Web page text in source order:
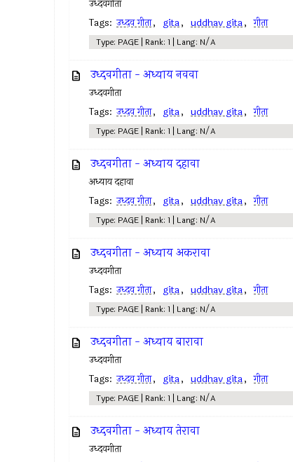
उध्दवगीता
Tags: उध्दव गीता, gita, uddhav gita, गीता
Type: PAGE | Rank: 1 | Lang: N/A
उध्दवगीता - अध्याय नववा
उध्दवगीता
Tags: उध्दव गीता, gita, uddhav gita, गीता
Type: PAGE | Rank: 1 | Lang: N/A
उध्दवगीता - अध्याय दहावा
अध्याय दहावा
Tags: उध्दव गीता, gita, uddhav gita, गीता
Type: PAGE | Rank: 1 | Lang: N/A
उध्दवगीता - अध्याय अकरावा
उध्दवगीता
Tags: उध्दव गीता, gita, uddhav gita, गीता
Type: PAGE | Rank: 1 | Lang: N/A
उध्दवगीता - अध्याय बारावा
उध्दवगीता
Tags: उध्दव गीता, gita, uddhav gita, गीता
Type: PAGE | Rank: 1 | Lang: N/A
उध्दवगीता - अध्याय तेरावा
उध्दवगीता